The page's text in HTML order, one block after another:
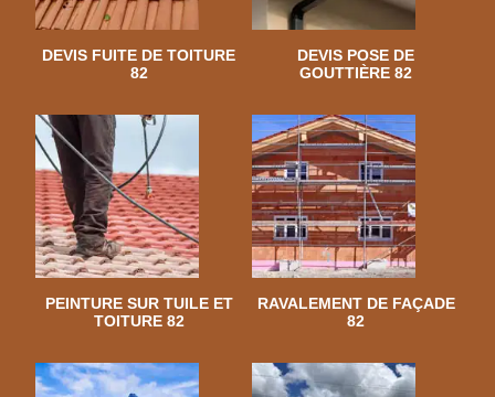
DEVIS FUITE DE TOITURE
82
DEVIS POSE DE
GOUTTIÈRE 82
PEINTURE SUR TUILE ET
TOITURE 82
RAVALEMENT DE FAÇADE
82